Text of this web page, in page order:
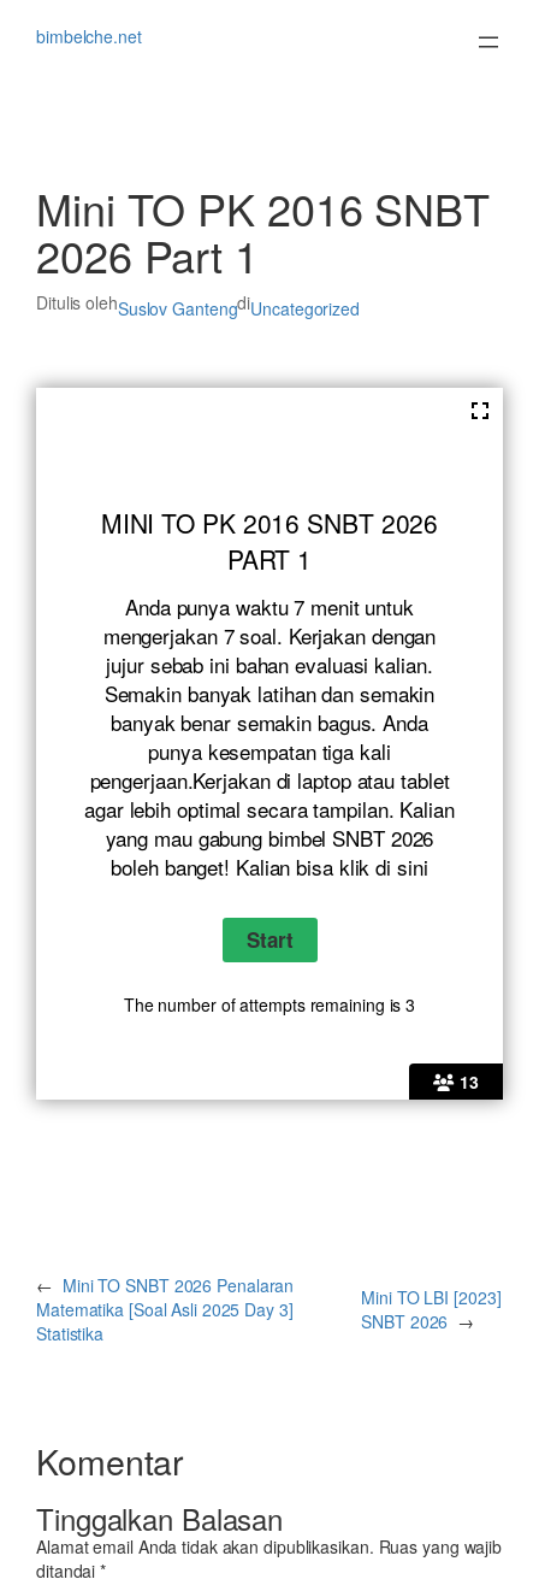
bimbelche.net
Mini TO PK 2016 SNBT
2026 Part 1
Ditulis olehSuslov GantengdiUncategorized
13
MINI TO PK 2016 SNBT 2026
PART 1
Anda punya waktu 7 menit untuk
mengerjakan 7 soal. Kerjakan dengan
jujur sebab ini bahan evaluasi kalian.
Semakin banyak latihan dan semakin
banyak benar semakin bagus. Anda
punya kesempatan tiga kali
pengerjaan.Kerjakan di laptop atau tablet
agar lebih optimal secara tampilan. Kalian
yang mau gabung bimbel SNBT 2026
boleh banget! Kalian bisa klikdi sini
The number of attempts remaining is 3
← Mini TO SNBT 2026 Penalaran
Matematika [Soal Asli 2025 Day 3]
Statistika
Mini TO LBI [2023]
SNBT 2026 →
Komentar
Tinggalkan Balasan
Alamat email Anda tidak akan dipublikasikan. Ruas yang wajib
ditandai*